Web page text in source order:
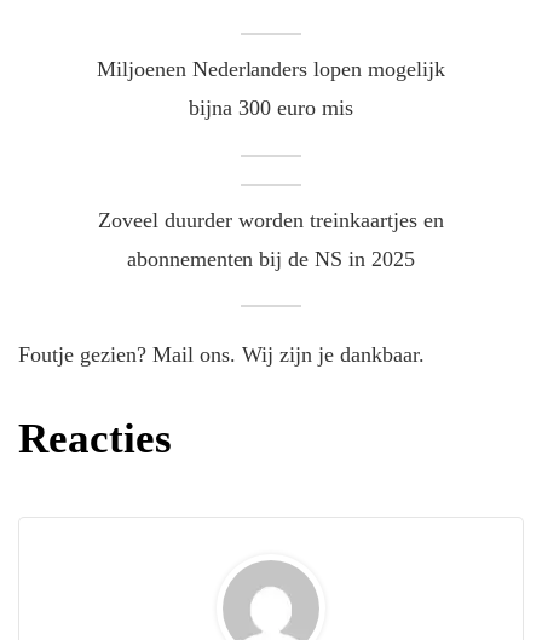
Miljoenen Nederlanders lopen mogelijk
bijna 300 euro mis
Zoveel duurder worden treinkaartjes en
abonnementen bij de NS in 2025
Foutje gezien? Mail ons. Wij zijn je dankbaar.
Reacties